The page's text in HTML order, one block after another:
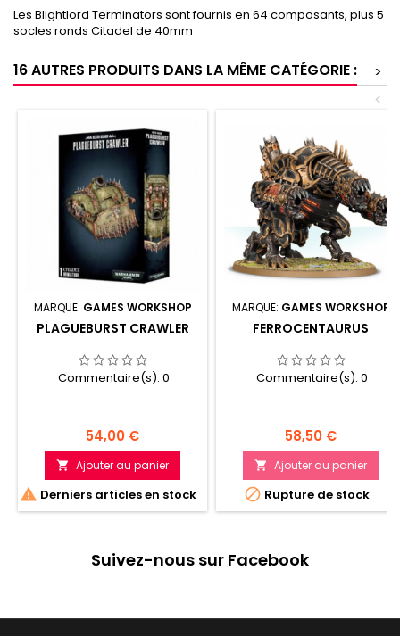
Les Blightlord Terminators sont fournis en 64 composants, plus 5
socles ronds Citadel de 40mm
16 AUTRES PRODUITS DANS LA MÊME CATÉGORIE :
>
<
MARQUE: GAMES WORKSHOP
PLAGUEBURST CRAWLER
Commentaire(s): 0
Prix
54,00 €
 Ajouter au panier
 Derniers articles en stock
MARQUE: GAMES WORKSHOP
FERROCENTAURUS
Commentaire(s): 0
Prix
58,50 €
 Ajouter au panier
 Rupture de stock
Suivez-nous sur Facebook